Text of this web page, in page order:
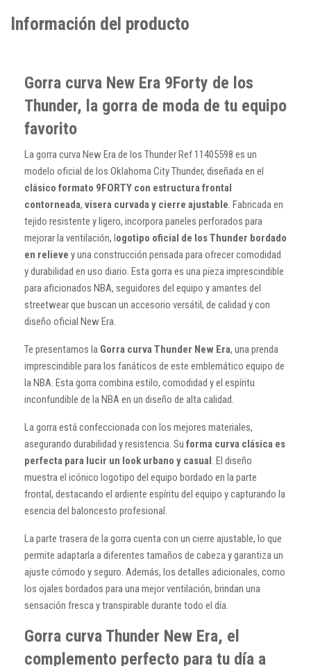
Información del producto
Gorra curva New Era 9Forty de los
Thunder, la gorra de moda de tu equipo
favorito
La gorra curva New Era de los Thunder Ref 11405598 es un
modelo oficial de los Oklahoma City Thunder, diseñada en el
clásico formato 9FORTY con estructura frontal
contorneada, visera curvada y cierre ajustable. Fabricada en
tejido resistente y ligero, incorpora paneles perforados para
mejorar la ventilación, logotipo oficial de los Thunder bordado
en relieve y una construcción pensada para ofrecer comodidad
y durabilidad en uso diario. Esta gorra es una pieza imprescindible
para aficionados NBA, seguidores del equipo y amantes del
streetwear que buscan un accesorio versátil, de calidad y con
diseño oficial New Era.
Te presentamos la Gorra curva Thunder New Era, una prenda
imprescindible para los fanáticos de este emblemático equipo de
la NBA. Esta gorra combina estilo, comodidad y el espíritu
inconfundible de la NBA en un diseño de alta calidad.
La gorra está confeccionada con los mejores materiales,
asegurando durabilidad y resistencia. Su forma curva clásica es
perfecta para lucir un look urbano y casual. El diseño
muestra el icónico logotipo del equipo bordado en la parte
frontal, destacando el ardiente espíritu del equipo y capturando la
esencia del baloncesto profesional.
La parte trasera de la gorra cuenta con un cierre ajustable, lo que
permite adaptarla a diferentes tamaños de cabeza y garantiza un
ajuste cómodo y seguro. Además, los detalles adicionales, como
los ojales bordados para una mejor ventilación, brindan una
sensación fresca y transpirable durante todo el día.
Gorra curva Thunder New Era, el
complemento perfecto para tu día a